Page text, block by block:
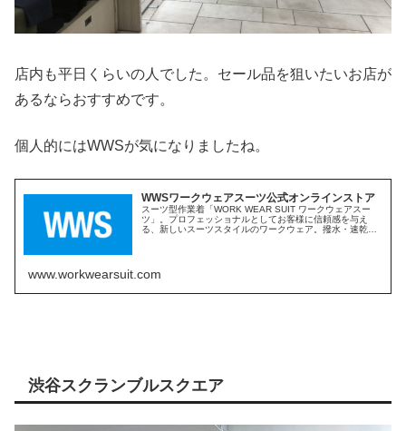
店内も平日くらいの人でした。セール品を狙いたいお店が
あるならおすすめです。
個人的にはWWSが気になりましたね。
WWSワークウェアスーツ公式オンラインストア
スーツ型作業着「WORK WEAR SUIT ワークウェアスー
ツ」。プロフェッショナルとしてお客様に信頼感を与え
る、新しいスーツスタイルのワークウェア。撥水・速乾・
www.workwearsuit.com
渋谷スクランブルスクエア